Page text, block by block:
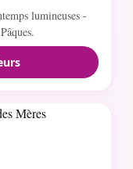
lumineuses -